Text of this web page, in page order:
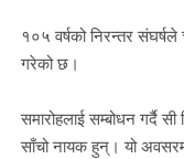
१०५ वर्षको निरन्तर संघर्षले
गरेको छ।
समारोहलाई सम्बोधन गर्दै
साँचो नायक हुन्। यो